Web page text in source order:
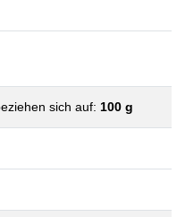
sich auf: 100 g